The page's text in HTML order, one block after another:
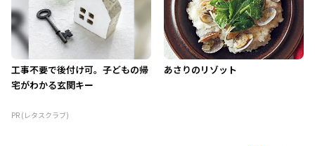
工事不要で後付け可。子どもの帰
宅がわかる玄関キー
PR (レタスクラブ)
あさりのリゾット